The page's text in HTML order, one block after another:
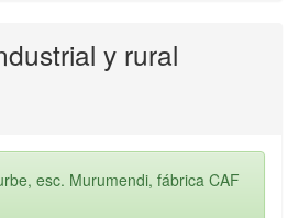
y rural
esc. Murumendi, fábrica CAF